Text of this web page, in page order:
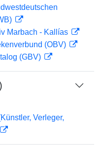
Marbach - Kallías
(OBV)
(GBV)
Verleger,